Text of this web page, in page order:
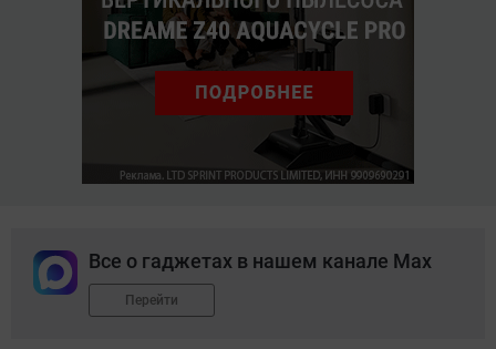
Все о гаджетах в нашем канале Max
Перейти